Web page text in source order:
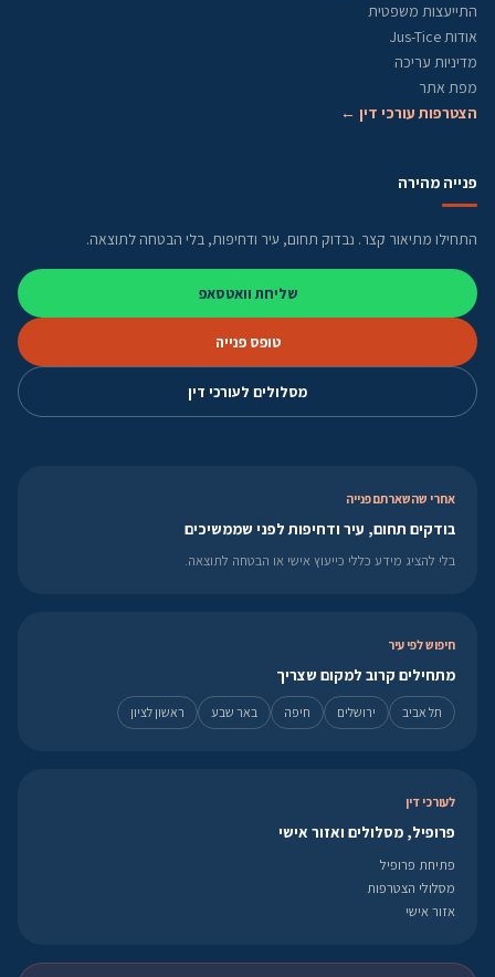
התייעצות משפטית
אודות Jus-Tice
מדיניות עריכה
מפת אתר
הצטרפות עורכי דין ←
פנייה מהירה
התחילו מתיאור קצר. נבדוק תחום, עיר ודחיפות, בלי הבטחה לתוצאה.
שליחת וואטסאפ
טופס פנייה
מסלולים לעורכי דין
אחרי שהשארתם פנייה
בודקים תחום, עיר ודחיפות לפני שממשיכים
בלי להציג מידע כללי כייעוץ אישי או הבטחה לתוצאה.
חיפוש לפי עיר
מתחילים קרוב למקום שצריך
תל אביב ירושלים חיפה באר שבע ראשון לציון
לעורכי דין
פרופיל, מסלולים ואזור אישי
פתיחת פרופיל
מסלולי הצטרפות
אזור אישי